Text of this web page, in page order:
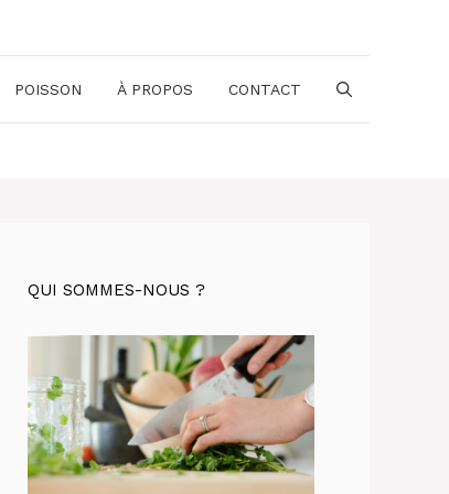
POISSON À PROPOS CONTACT
QUI SOMMES-NOUS ?